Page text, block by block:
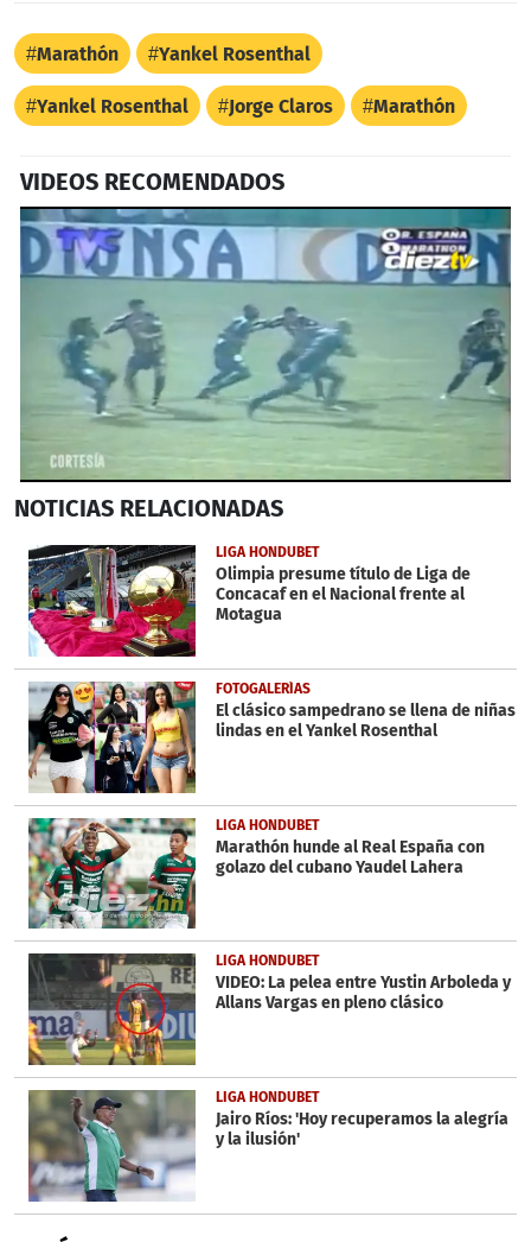
Marathón Yankel Rosenthal
Yankel Rosenthal Jorge Claros Marathón
VIDEOS RECOMENDADOS
seconds
1
minute,
3
seconds
NOTICIAS RELACIONADAS
LIGA HONDUBET
Olimpia presume título de Liga de
Concacaf en el Nacional frente al
Motagua
FOTOGALERÍAS
El clásico sampedrano se llena de niñas
lindas en el Yankel Rosenthal
LIGA HONDUBET
Marathón hunde al Real España con
golazo del cubano Yaudel Lahera
LIGA HONDUBET
VIDEO: La pelea entre Yustin Arboleda y
Allans Vargas en pleno clásico
LIGA HONDUBET
Jairo Ríos: 'Hoy recuperamos la alegría
y la ilusión'